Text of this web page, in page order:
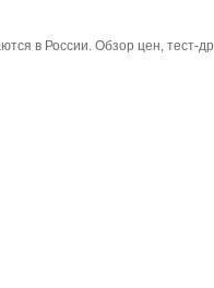
в России. Обзор цен, тест-